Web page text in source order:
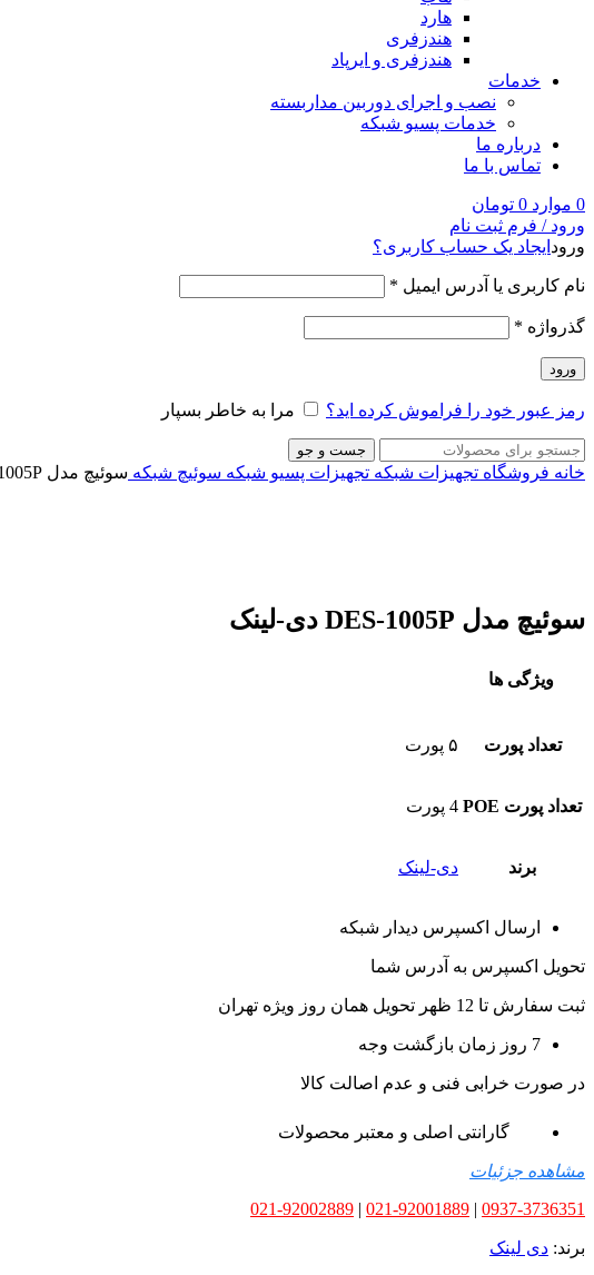
هارد
هندزفری
هندزفری و ایرپاد
خدمات
نصب و اجرای دوربین مداربسته
خدمات پسیو شبکه
درباره ما
تماس با ما
0 موارد 0 تومان
ورود / فرم ثبت نام
ورود ایجاد یک حساب کاربری؟
نام کاربری یا آدرس ایمیل *
گذرواژه *
ورود
رمز عبور خود را فراموش کرده اید؟ مرا به خاطر بسپار
جست و جو
خانه فروشگاه تجهیزات شبکه تجهیزات پسیو شبکه سوئیچ‌ شبکه سوئیچ مدل DES-1005P دی-لینک
سوئیچ مدل DES-1005P دی-لینک
ویژگی ها
تعداد پورت ۵ پورت
تعداد پورت POE 4 پورت
برند دی-لینک
ارسال اکسپرس دیدار شبکه
تحویل اکسپرس به آدرس شما
ثبت سفارش تا 12 ظهر تحویل همان روز ویژه تهران
7 روز زمان بازگشت وجه
در صورت خرابی فنی و عدم اصالت کالا
گارانتی اصلی و معتبر محصولات
مشاهده جزئیات
0937-3736351
|
021-92001889
|
021-92002889
برند: دی لینک